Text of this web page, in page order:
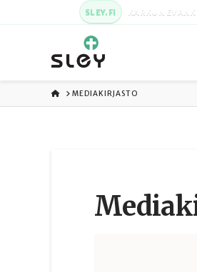
SLEY.FI KARKUN
ETUSIVU
MEDIAKIRJASTO